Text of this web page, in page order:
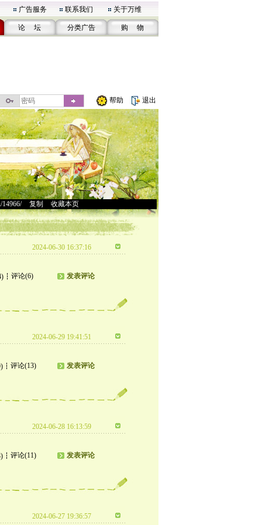
广告服务 联系我们 关于万维
论 坛 分类广告 购 物
帮助 退出
14966/> 复制 收藏本页
2024-06-30 16:37:16
评论(6) 发表评论
2024-06-29 19:41:51
评论(13) 发表评论
2024-06-28 16:13:59
评论(11) 发表评论
2024-06-27 19:36:57